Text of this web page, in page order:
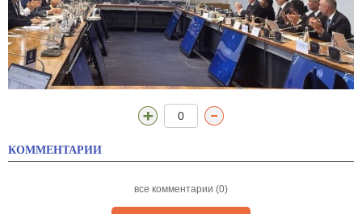
0
КОММЕНТАРИИ
все комментарии (0)